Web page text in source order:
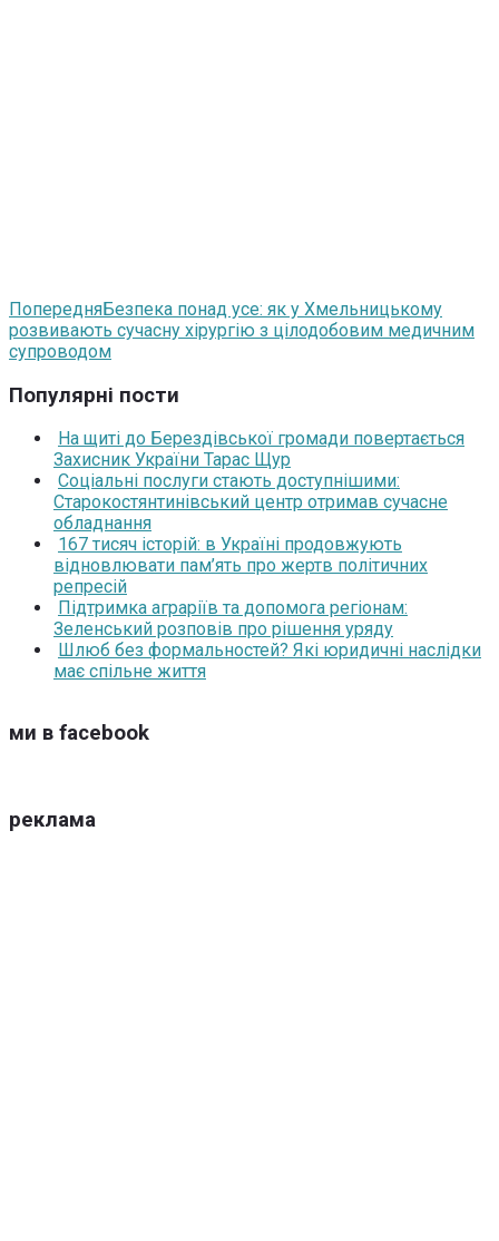
ПопередняБезпека понад усе: як у Хмельницькому
розвивають сучасну хірургію з цілодобовим медичним
супроводом
Популярні пости
На щиті до Берездівської громади повертається
Захисник України Тарас Щур
Соціальні послуги стають доступнішими:
Старокостянтинівський центр отримав сучасне
обладнання
167 тисяч історій: в Україні продовжують
відновлювати пам’ять про жертв політичних
репресій
Підтримка аграріїв та допомога регіонам:
Зеленський розповів про рішення уряду
Шлюб без формальностей? Які юридичні наслідки
має спільне життя
ми в facebook
реклама